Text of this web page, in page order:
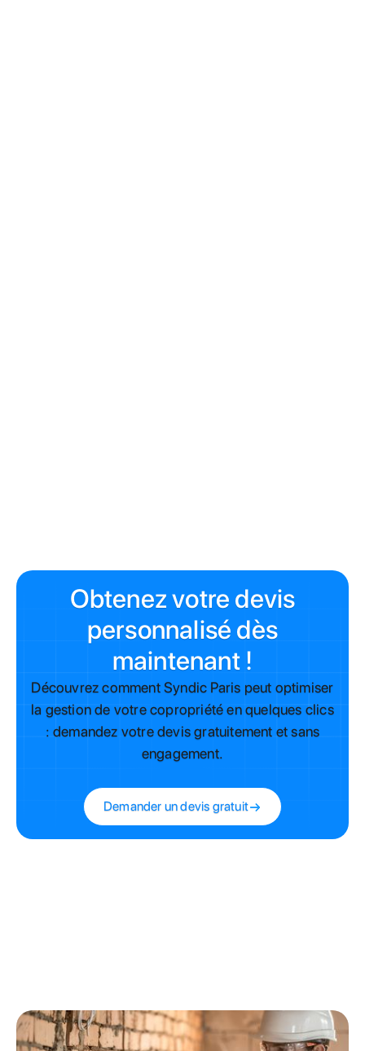
Obtenez votre devis
personnalisé dès
maintenant !
Découvrez comment Syndic Paris peut optimiser
la gestion de votre copropriété en quelques clics
: demandez votre devis gratuitement et sans
engagement.
Demander un devis gratuit